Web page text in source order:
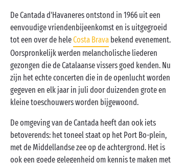
De Cantada d'Havaneres ontstond in 1966 uit een
eenvoudige vriendenbijeenkomst en is uitgegroeid
tot een over de heleCosta Brava bekend evenement.
Oorspronkelijk werden melancholische liederen
gezongen die de Catalaanse vissers goed kenden. Nu
zijn het echte concerten die in de openlucht worden
gegeven en elk jaar in juli door duizenden grote en
kleine toeschouwers worden bijgewoond.
De omgeving van de Cantada heeft dan ook iets
betoverends: het toneel staat op het Port Bo-plein,
met de Middellandse zee op de achtergrond. Het is
ook een goede gelegenheid om kennis te maken met